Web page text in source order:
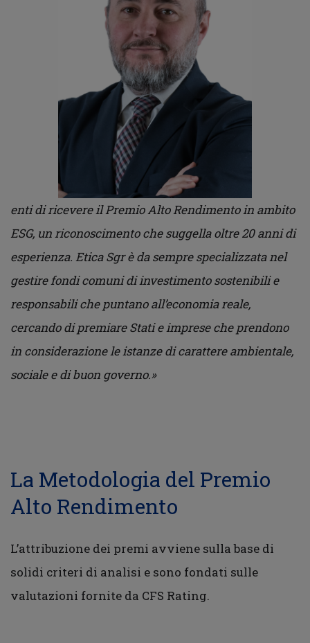
enti di ricevere il Premio Alto Rendimento in ambito
ESG, un riconoscimento che suggella oltre 20 anni di
esperienza. Etica Sgr è da sempre specializzata nel
gestire fondi comuni di investimento sostenibili e
responsabili che puntano all’economia reale,
cercando di premiare Stati e imprese che prendono
in considerazione le istanze di carattere ambientale,
sociale e di buon governo.»
La Metodologia del Premio
Alto Rendimento
L’attribuzione dei premi avviene sulla base di
solidi criteri di analisi e sono fondati sulle
valutazioni fornite da CFS Rating.